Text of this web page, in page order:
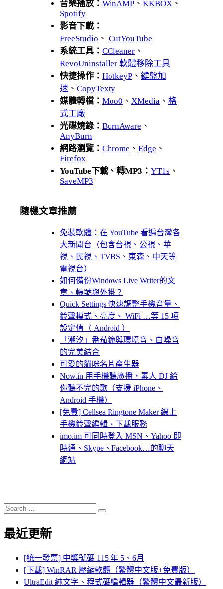
音樂播放： WinAMP 、 KKBOX 、
Spotify
影音下載：
FreeStudio 、 CutYouTube
系統工具： CCleaner 、
RevoUninstaller 軟體移除工具
快捷操作： HotkeyP 、 鍵盤加
速 、 CopyTexty
媒體轉檔： Moo0 、 XMedia 、 格
式工廠
光碟燒錄： BurnAware 、
AnyBurn
網路瀏覽： Chrome 、 Edge 、
Firefox
YouTube下載、轉MP3： YT1s 、
SaveMP3
隨機文章推薦
免裝軟體：在 YouTube 看遍台灣各
大新聞台（包含台視、公視、華
視、民視、TVBS、東森、中天等
電視台）
如何備份Windows Live Writer的文
章、帳號與外掛？
Quick Settings 快速調整手機音量、
鈴聲模式、亮度、 WiFi …等 15 項
設定值（ Android ）
「潮汐」番茄鐘與環境音、白噪音
的完美結合
可愛的貓咪名片產生器
Now.in 用手機聽廣播，素人 DJ 給
你聽不完的歌（支援 iPhone、
Android 手機）
[免費] Cellsea Ringtone Maker 線上
手機鈴聲編輯、下載服務
imo.im 可同時登入 MSN、Yahoo 即
時通、Skype、Facebook…的聊天
網站
Search
for:
Search
最近更新
[統一發票] 中獎號碼 115 年 5、6月
[下載] WinRAR 壓縮軟體（繁體中文版+免費版）
UltraEdit 純文字、程式碼編輯器（繁體中文最新版）